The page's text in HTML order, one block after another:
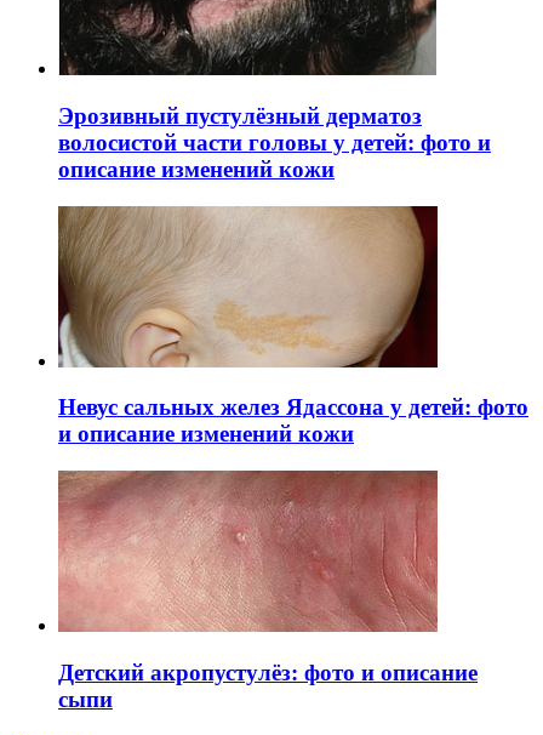
Эрозивный пустулёзный дерматоз
волосистой части головы у детей: фото и
описание изменений кожи
Невус сальных желез Ядассона у детей: фото
и описание изменений кожи
Детский акропустулёз: фото и описание
сыпи